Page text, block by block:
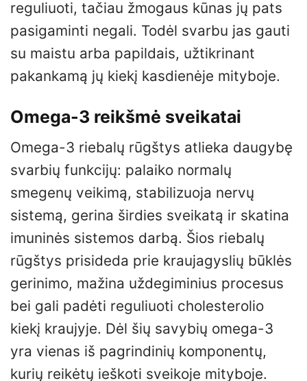
reguliuoti, tačiau žmogaus kūnas jų pats
pasigaminti negali. Todėl svarbu jas gauti
su maistu arba papildais, užtikrinant
pakankamą jų kiekį kasdienėje mityboje.
Omega-3 reikšmė sveikatai
Omega-3 riebalų rūgštys atlieka daugybę
svarbių funkcijų: palaiko normalų
smegenų veikimą, stabilizuoja nervų
sistemą, gerina širdies sveikatą ir skatina
imuninės sistemos darbą. Šios riebalų
rūgštys prisideda prie kraujagyslių būklės
gerinimo, mažina uždegiminius procesus
bei gali padėti reguliuoti cholesterolio
kiekį kraujyje. Dėl šių savybių omega-3
yra vienas iš pagrindinių komponentų,
kurių reikėtų ieškoti sveikoje mityboje.